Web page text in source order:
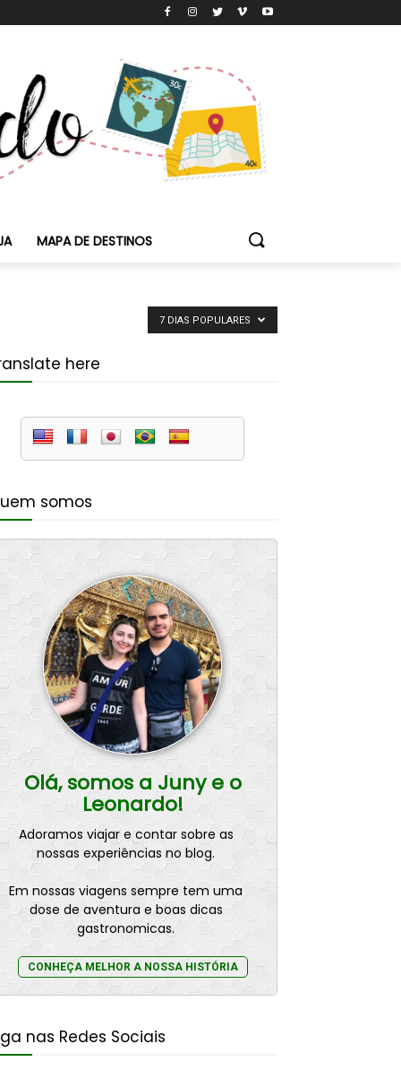
MAPA DE DESTINOS
7 DIAS POPULARES
here
somos
Olá, somos a Juny e o
Leonardo!
Adoramos viajar e contar sobre as
nossas experiências no blog.
Em nossas viagens sempre tem uma
dose de aventura e boas dicas
gastronomicas.
CONHEÇA MELHOR A NOSSA HISTÓRIA
nas Redes Sociais